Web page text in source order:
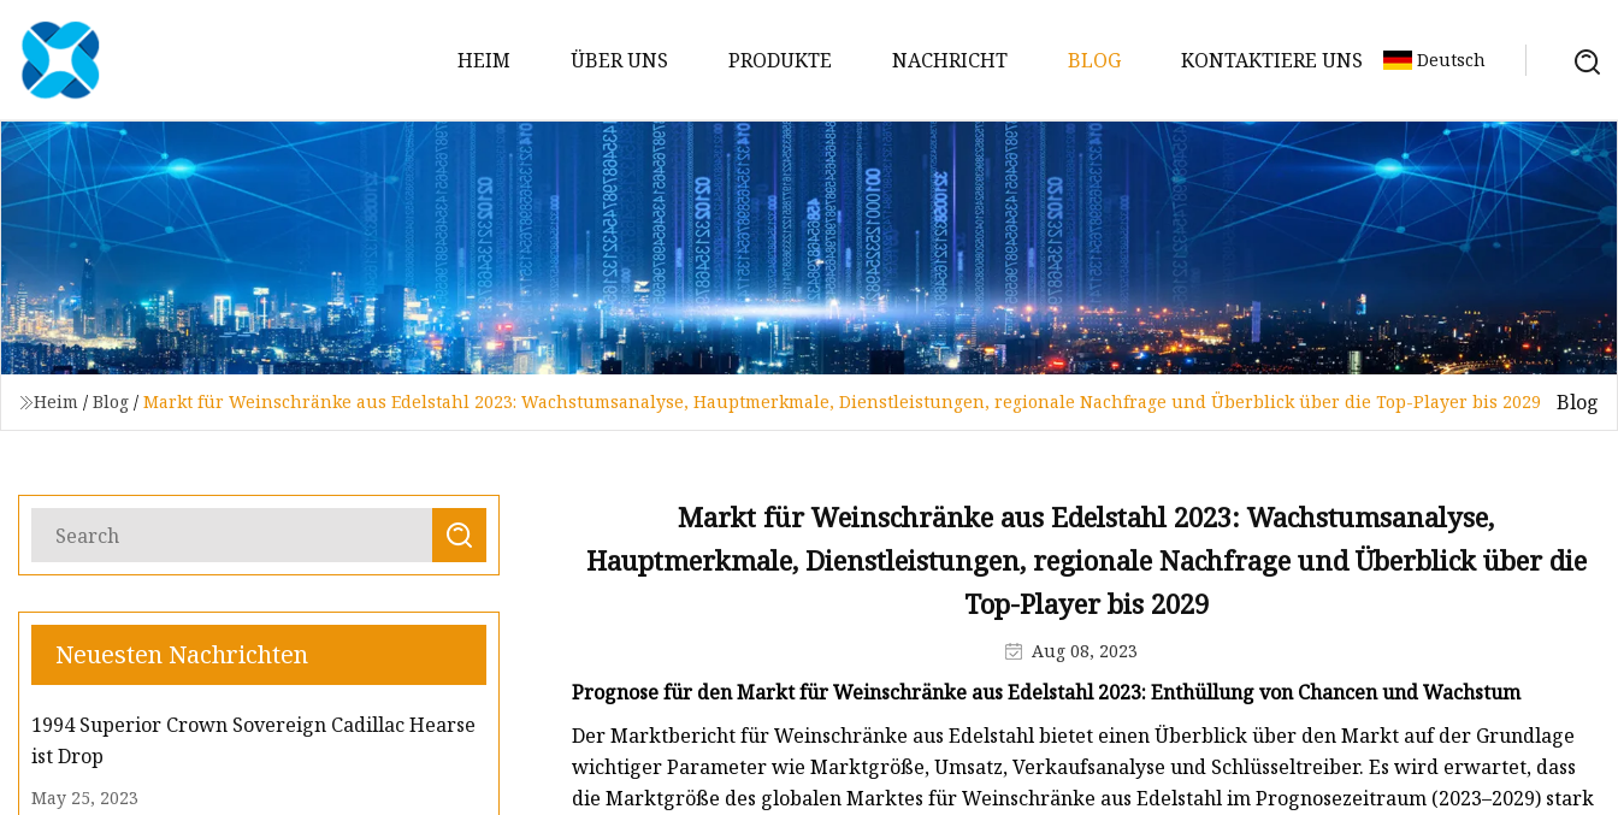
HEIM ÜBER UNS PRODUKTE
Stahlrundrohr
Rostfreies Stahlrohr
Edelstahlspule
Edelstahlblech
Rundstab aus Edelstahl
Vorlackierter PPGI-PPGL-Stahl
Quadratisches/rechteckiges
Stahlplatte
Profilstahl
NACHRICHT BLOG KONTAKTIERE UNS Deutsch
Heim / Blog / Markt für Weinschränke aus Edelstahl 2023: Wachstumsanalyse, Hauptmerkmale, Dienstleistungen, regionale Nachfrage und Überblick über die Top-Player bis 2029 Blog
Neuesten Nachrichten
1994 Superior Crown Sovereign Cadillac Hearse
ist Drop
May 25, 2023
Markt für Weinschränke aus Edelstahl 2023: Wachstumsanalyse,
Hauptmerkmale, Dienstleistungen, regionale Nachfrage und Überblick über die
Top-Player bis 2029
Aug 08, 2023
Prognose für den Markt für Weinschränke aus Edelstahl 2023: Enthüllung von Chancen und Wachstum
Der Marktbericht für Weinschränke aus Edelstahl bietet einen Überblick über den Markt auf der Grundlage
wichtiger Parameter wie Marktgröße, Umsatz, Verkaufsanalyse und Schlüsseltreiber. Es wird erwartet, dass
die Marktgröße des globalen Marktes für Weinschränke aus Edelstahl im Prognosezeitraum (2023–2029) stark